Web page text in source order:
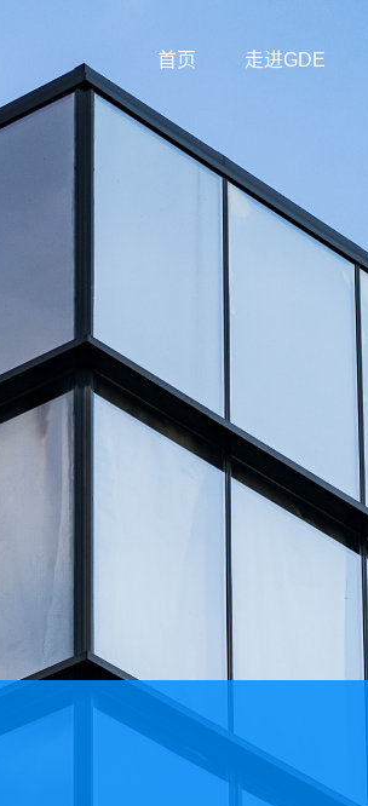
首页 走进GDE